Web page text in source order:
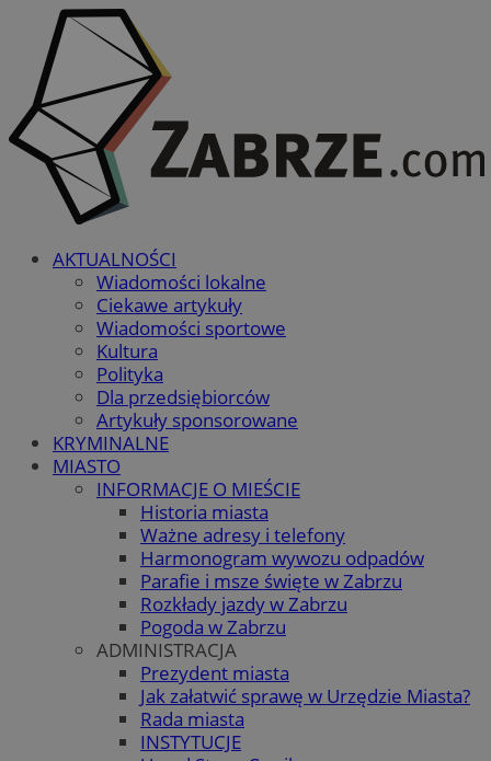
AKTUALNOŚCI
Wiadomości lokalne
Ciekawe artykuły
Wiadomości sportowe
Kultura
Polityka
Dla przedsiębiorców
Artykuły sponsorowane
KRYMINALNE
MIASTO
INFORMACJE O MIEŚCIE
Historia miasta
Ważne adresy i telefony
Harmonogram wywozu odpadów
Parafie i msze święte w Zabrzu
Rozkłady jazdy w Zabrzu
Pogoda w Zabrzu
ADMINISTRACJA
Prezydent miasta
Jak załatwić sprawę w Urzędzie Miasta?
Rada miasta
INSTYTUCJE